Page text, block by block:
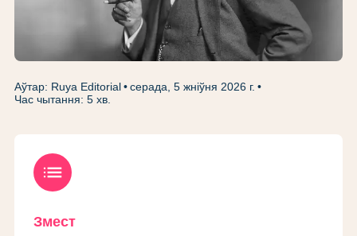
Аўтар: Ruya Editorial
серада, 5 жніўня 2026 г.
Час чытання: 5 хв.
list
Змест